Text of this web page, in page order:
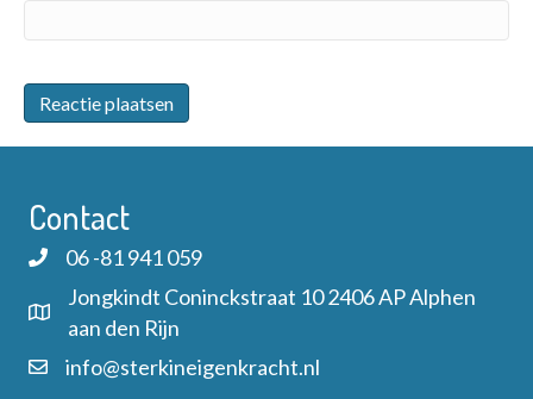
Contact
06 -81 941 059
Jongkindt Coninckstraat 10 2406 AP Alphen
aan den Rijn
info@sterkineigenkracht.nl